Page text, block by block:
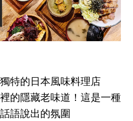
特的日本風味料理店
的隱藏老味道！這是一種
語說出的氛圍